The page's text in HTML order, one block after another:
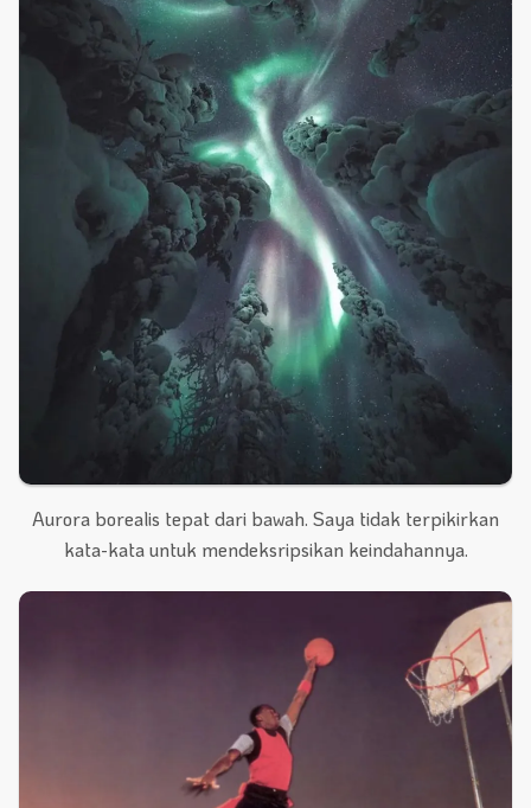
Aurora borealis tepat dari bawah. Saya tidak terpikirkan
kata-kata untuk mendeksripsikan keindahannya.